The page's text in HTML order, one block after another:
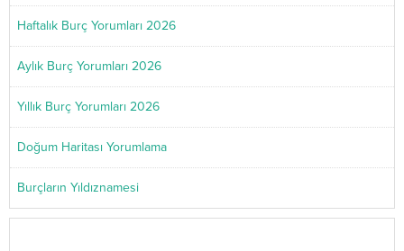
Haftalık Burç Yorumları 2026
Aylık Burç Yorumları 2026
Yıllık Burç Yorumları 2026
Doğum Haritası Yorumlama
Burçların Yıldıznamesi